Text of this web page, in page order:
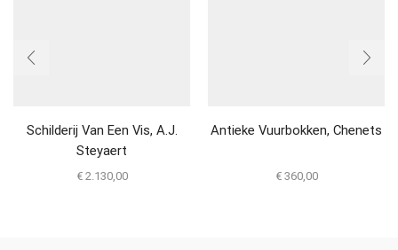
Schilderij Van Een Vis, A.J.
Steyaert
€2.130,00
Antieke Vuurbokken, Chenets
€360,00